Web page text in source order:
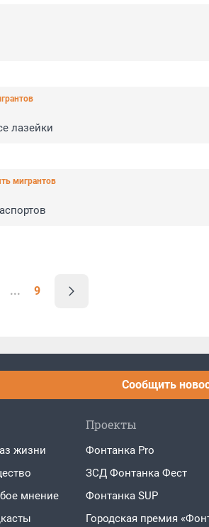
лазейки
мигрантов
... 9
Сообщить
жизни
мнение
Проекты
Фонтанка Pro
ЗСД Фонтанка Фест
Фонтанка SUP
Городская премия